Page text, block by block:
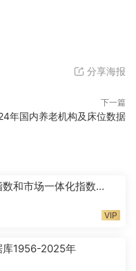
分享海报
下一篇
年国内养老机构及床位数据
和市场一体化指数
VIP
库1956-2025年